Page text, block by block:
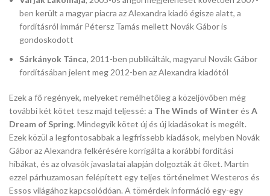
ben került a magyar piacra az Alexandra kiadó égisze alatt, a
fordításról immár Pétersz Tamás mellett Novák Gábor is
gondoskodott
Sárkányok Tánca, 2011-ben publikálták, magyarul Novák Gábor
fordításában jelent meg 2012-ben az Alexandra kiadótól
Ezek a fő regények, melyeket remélhetőleg a közeljövőben még
további két kötet tesz majd teljessé: a The Winds of Winterés A
Dream of Spring. Mindegyik kötet új és új kiadásokat is megélt.
Ezek közül a legfontosabbak a legfrissebb kiadások, melyben Novák
Gábor az Alexandra felkérésére korrigálta a korábbi fordítási
hibákat, és az olvasók javaslatai alapján dolgozták át őket. Martin
ezzel párhuzamosan felépített egy teljes történelmet Westeros és
Essos világához kapcsolódóan. A tömérdek információ egy-egy